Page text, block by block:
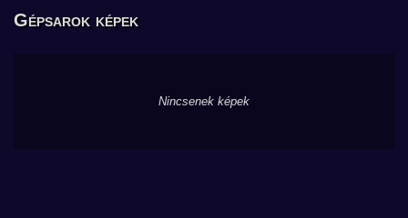
Gépsarok képek
Nincsenek képek